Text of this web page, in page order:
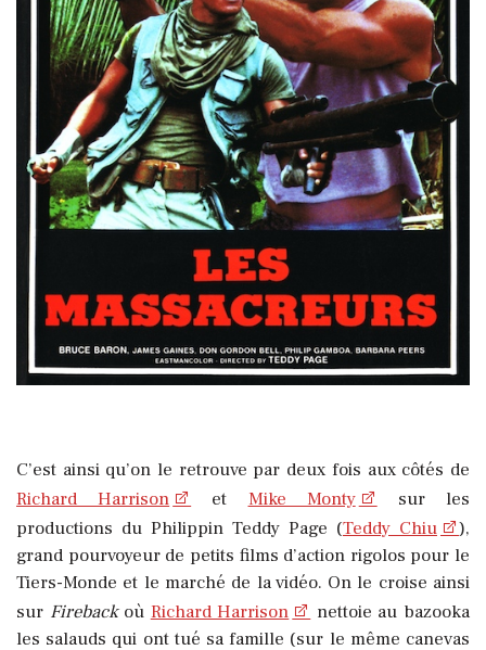
C’est ainsi qu’on le retrouve par deux fois aux côtés de
Richard Harrison
et Mike Monty
sur les
productions du Philippin Teddy Page (Teddy Chiu
),
grand pourvoyeur de petits films d’action rigolos pour le
Tiers-Monde et le marché de la vidéo. On le croise ainsi
sur Firebackoù Richard Harrison
nettoie au bazooka
les salauds qui ont tué sa famille (sur le même canevas